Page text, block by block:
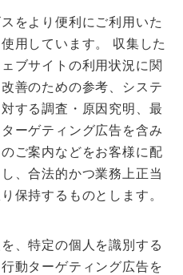
をより便利にご利用いた
用しています。 収集した
ブサイトの利用状況に関
善のための参考、システ
する調査・原因究明、最
ーゲティング広告を含み
ご案内などをお客様に配
、合法的かつ業務上正当
保持するものとします。
、特定の個人を識別する
動ターゲティング広告を